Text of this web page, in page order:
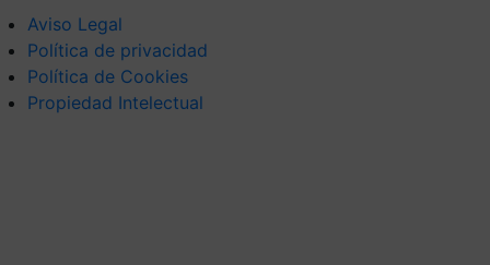
Aviso Legal
Política de privacidad
Política de Cookies
Propiedad Intelectual